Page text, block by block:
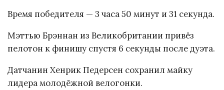
Время победителя — 3 часа 50 минут и 31 секунда.
Мэттью Брэннан из Великобритании привёз
пелотон к финишу спустя 6 секунды после дуэта.
Датчанин Хенрик Педерсен сохранил майку
лидера молодёжной велогонки.